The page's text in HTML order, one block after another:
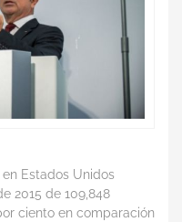
Estados Unidos
2015 de 109,848
ciento en comparación